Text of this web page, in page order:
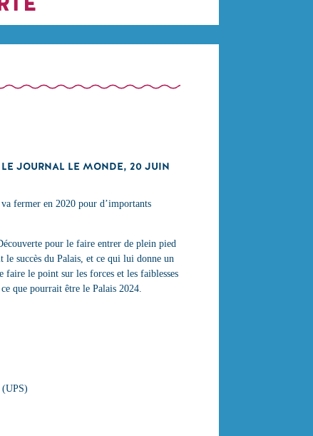
JOURNAL LE MONDE, 20 JUIN
fermer en 2020 pour d’importants
pour le faire entrer de plein pied
le succès du Palais, et ce qui lui donne un
faire le point sur les forces et les faiblesses
que pourrait être le Palais 2024.
(UPS)